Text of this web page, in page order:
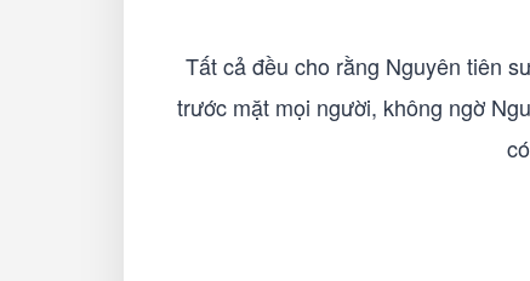
Tất cả đều cho rằng Nguyên tiên
trước mặt mọi người, không ngờ